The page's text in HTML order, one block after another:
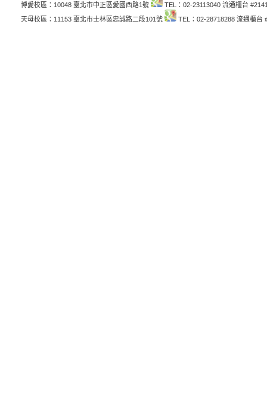
博愛校區：10048 臺北市中正區愛國西路1號
TEL：02-23113040 流通櫃台
天母校區：11153 臺北市士林區忠誠路二段101號
TEL：02-28718288 流通櫃台